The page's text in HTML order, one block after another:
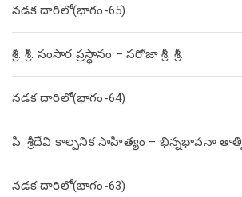
నడక దారిలో(భాగం-65)
శ్రీ. శ్రీ. సంసార ప్రస్థానం – సరోజా శ్రీ. శ్రీ.
నడక దారిలో(భాగం-64)
పి. శ్రీదేవి కాల్పనిక సాహిత్యం – భిన్నభావనా
నడక దారిలో(భాగం-63)